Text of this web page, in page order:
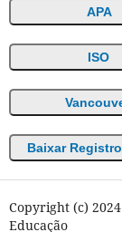
APA
ISO
Baixar
Copyright (c)
Educação